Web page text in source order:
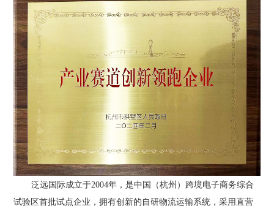
泛远国际成立于2004年，是中国（杭州）跨境电子商务综合
试验区首批试点企业，拥有创新的自研物流运输系统，采用直营